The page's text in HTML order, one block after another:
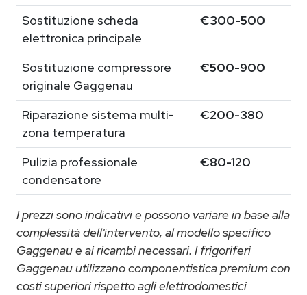
Sostituzione scheda
elettronica principale
€300-500
Sostituzione compressore
originale Gaggenau
€500-900
Riparazione sistema multi-
zona temperatura
€200-380
Pulizia professionale
condensatore
€80-120
I prezzi sono indicativi e possono variare in base alla
complessità dell'intervento, al modello specifico
Gaggenau e ai ricambi necessari. I frigoriferi
Gaggenau utilizzano componentistica premium con
costi superiori rispetto agli elettrodomestici